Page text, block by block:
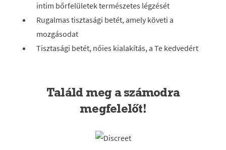
intim bőrfelületek természetes légzését
Rugalmas tisztasági betét, amely követi a
mozgásodat
Tisztasági betét, nőies kialakítás, a Te kedvedért
Találd meg a számodra
megfelelőt!